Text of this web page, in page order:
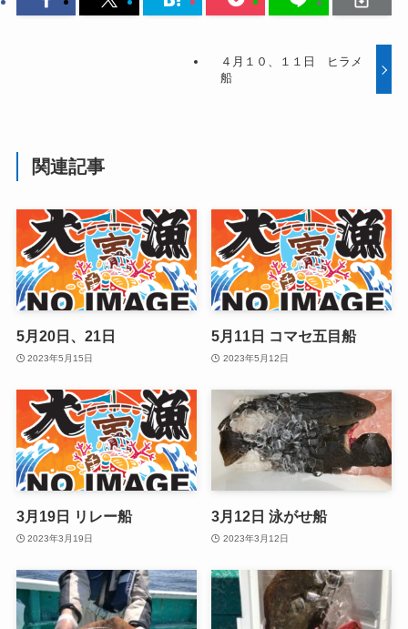
４月１０、１１日 ヒラメ
船
関連記事
5月20日、21日
2023年5月15日
5月11日 コマセ五目船
2023年5月12日
3月19日 リレー船
2023年3月19日
3月12日 泳がせ船
2023年3月12日